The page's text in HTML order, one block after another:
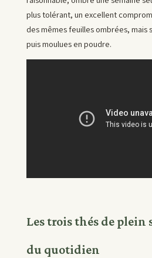
plus tolérant, un excellent
des mêmes feuilles ombrées, mais
puis moulues en poudre.
Les trois thés de plein
du quotidien